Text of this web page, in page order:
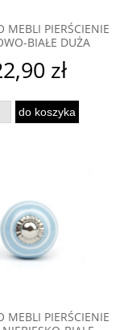
MEBLI PIERŚCIENIE
BIAŁE DUŻA
zł
do koszyka
MEBLI PIERŚCIENIE